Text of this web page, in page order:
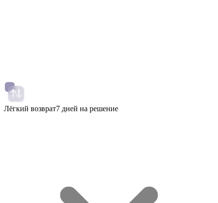
Лёгкий возврат7 дней на решение